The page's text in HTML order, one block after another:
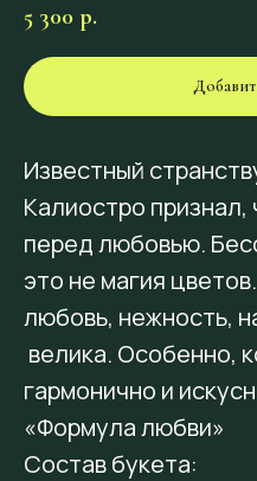
5 300 р.
Известный
Калиостро признал,
перед любовью.
это не магия
любовь, нежность,
велика. Особенно,
гармонично и
«Формула любви»
Состав букета: